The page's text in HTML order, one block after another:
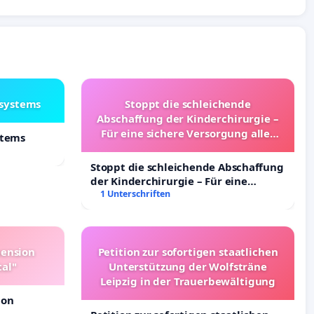
Stoppt die schleichende
Abschaffung der Kinderchirurgie –
Für eine sichere Versorgung aller
Stoppt die schleichende Abschaffung
der Kinderchirurgie – Für eine
sichere Versorgung aller Kinder in
1 Unterschriften
Petition zur sofortigen staatlichen
Unterstützung der Wolfsträne
Leipzig in der Trauerbewältigung